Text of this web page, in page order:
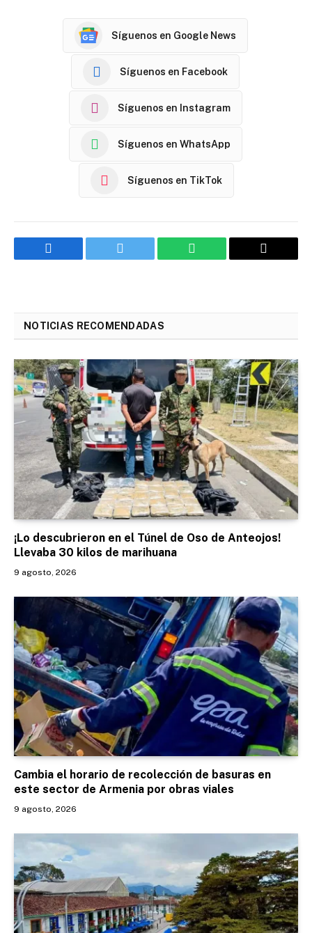
Síguenos en Google News
Síguenos en Facebook
Síguenos en Instagram
Síguenos en WhatsApp
Síguenos en TikTok
Facebook Twitter WhatsApp Email
NOTICIAS RECOMENDADAS
¡Lo descubrieron en el Túnel de Oso de Anteojos!
Llevaba 30 kilos de marihuana
9 agosto, 2026
Cambia el horario de recolección de basuras en
este sector de Armenia por obras viales
9 agosto, 2026